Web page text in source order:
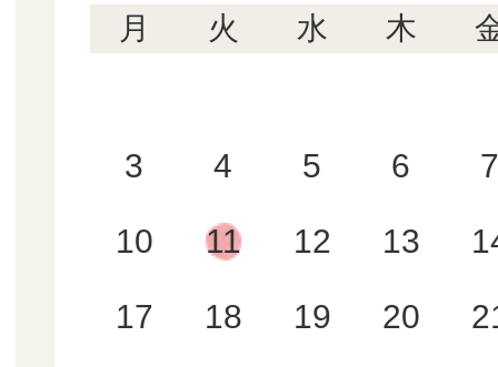
月 火 水 木
3 4 5 6 7
10 11 12 13
17 18 19 20